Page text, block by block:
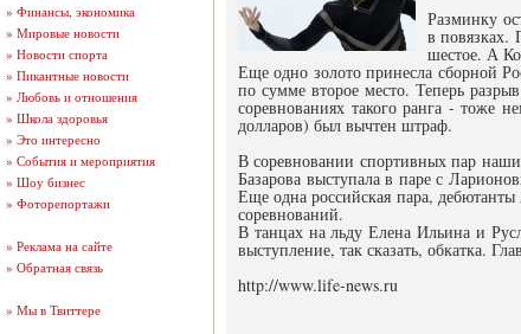
» Финансы, экономика
» Мировые новости
» Новости спорта
» Пикантные новости
» Любовь и отношения
» Школа здоровья
» Это интересно
» События и мероприятия
» Шоу бизнес
» Фоторепортажи
» Реклама на сайте
» Обратная связь
» Мы в Твиттере
Разминку
в повязках.
шестое. А
Еще одно золото принесла сборной
по сумме второе место. Теперь
соревнованиях такого ранга - тоже
долларов) был вычтен штраф.
В соревновании спортивных пар наши
Базарова выступала в паре с
Еще одна российская пара,
соревнований.
В танцах на льду Елена Ильина и
выступление, так сказать, обкатка.
http://www.life-news.ru